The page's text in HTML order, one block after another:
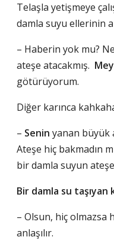
Telaşla yetişmeye
damla suyu ellerinin
– Haberin yok mu?
ateşe atacakmış.
götürüyorum.
Diğer karınca
– Senin yanan büyük
Ateşe hiç bakmadın
bir damla suyun
Bir damla su taşıyan
– Olsun, hiç olmazsa
anlaşılır.